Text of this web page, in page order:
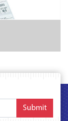
Submit